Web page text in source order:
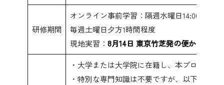
研修期間
オンライン事前学習：隔週水曜日14:00から1
毎週土曜日夕方1時間程度
現地実習： 8月14日 東京竹芝発の便から9月
・大学または大学院に在籍し、本プログラ
・特別な専門知識は不要ですが、以下の力を